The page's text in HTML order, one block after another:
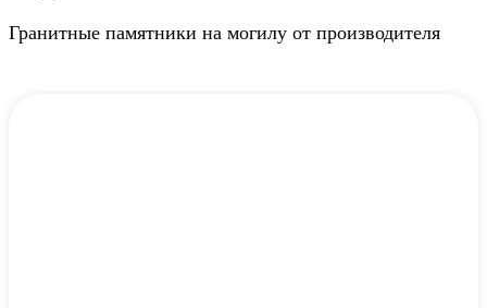
Гранитные памятники на могилу от производителя